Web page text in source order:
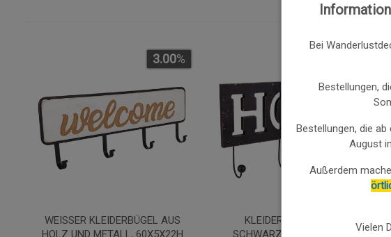
WEISSER KLEIDERBÜGEL AUS H
OLZ UND METALL, 60X5X22H C
3.00%
KLEIDERBÜGEL AUS
SCHWARZEM HOLZ UND
Bei
Bestellungen,
Bestellungen, die
August
Außerdem
Vielen